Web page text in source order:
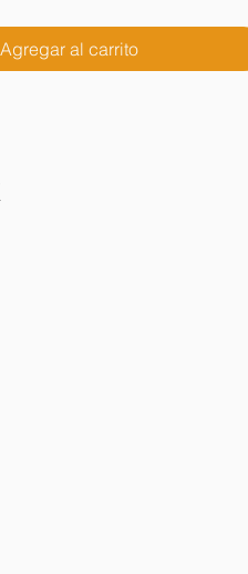
Agregar al carrito
DE LA REPÚBLICA MEXICANA